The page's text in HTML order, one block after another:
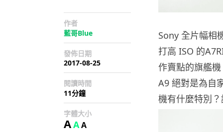
作者
藍哥Blue
發佈日期
2017-08-25
閱讀時間
11分鐘
字體大小
AAA
Sony 全片幅相
打高 ISO 的
作賣點的旗艦
A9 絕對是為自
機有什麼特別